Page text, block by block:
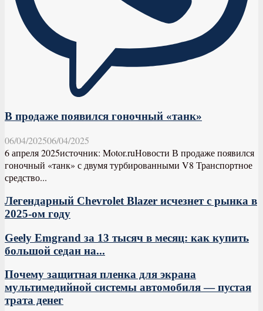
В продаже появился гоночный «танк»
06/04/202506/04/2025
6 апреля 2025источник: Motor.ruНовости В продаже появился
гоночный «танк» с двумя турбированными V8 Транспортное
средство...
Легендарный Chevrolet Blazer исчезнет с рынка в
2025-ом году
Geely Emgrand за 13 тысяч в месяц: как купить
большой седан на...
Почему защитная пленка для экрана
мультимедийной системы автомобиля — пустая
трата денег